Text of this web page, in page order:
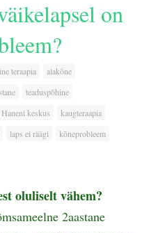
on
teraapia
alakõne
teaduspõhine
Haneni keskus
kaugteraapia
laps ei räägi
kõneprobleem
oluliselt vähem?
2aastane